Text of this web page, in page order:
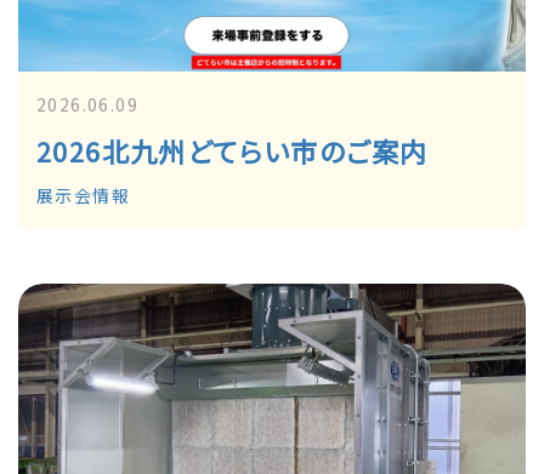
2026北九州どてらい市のご案内
2026.06.09
展示会情報